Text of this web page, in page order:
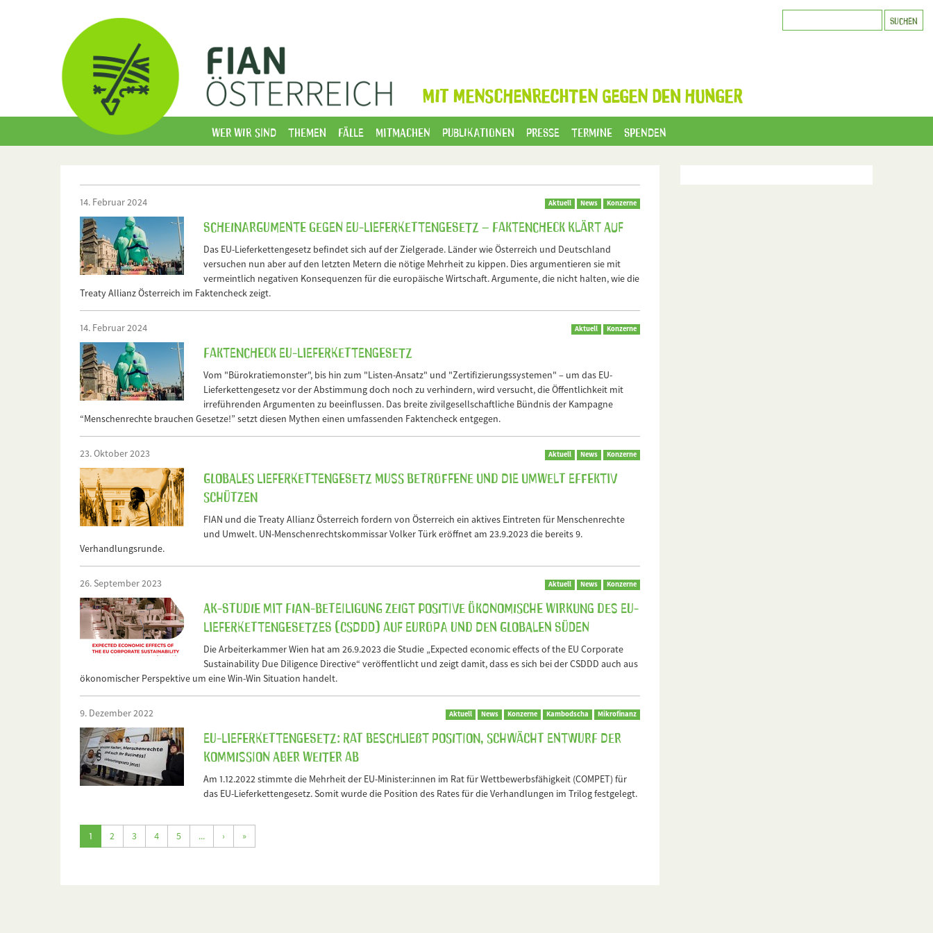
MIT MENSCHENRECHTEN GEGEN DEN HUNGER
Wer wir sind Themen Fälle Mitmachen Publikationen Presse Termine Spenden
14. Februar 2024 Aktuell News Konzerne
Scheinargumente gegen EU-Lieferkettengesetz – Faktencheck klärt auf
Das EU-Lieferkettengesetz befindet sich auf der Zielgerade. Länder wie Österreich und Deutschland
versuchen nun aber auf den letzten Metern die nötige Mehrheit zu kippen. Dies argumentieren sie mit
vermeintlich negativen Konsequenzen für die europäische Wirtschaft. Argumente, die nicht halten, wie die
Treaty Allianz Österreich im Faktencheck zeigt.
14. Februar 2024 Aktuell Konzerne
Faktencheck EU-Lieferkettengesetz
Vom "Bürokratiemonster", bis hin zum "Listen-Ansatz" und "Zertifizierungssystemen" – um das EU-
Lieferkettengesetz vor der Abstimmung doch noch zu verhindern, wird versucht, die Öffentlichkeit mit
irreführenden Argumenten zu beeinflussen. Das breite zivilgesellschaftliche Bündnis der Kampagne
“Menschenrechte brauchen Gesetze!” setzt diesen Mythen einen umfassenden Faktencheck entgegen.
23. Oktober 2023 Aktuell News Konzerne
Globales Lieferkettengesetz muss Betroffene und die Umwelt effektiv
schützen
FIAN und die Treaty Allianz Österreich fordern von Österreich ein aktives Eintreten für Menschenrechte
und Umwelt. UN-Menschenrechtskommissar Volker Türk eröffnet am 23.9.2023 die bereits 9.
Verhandlungsrunde.
26. September 2023 Aktuell News Konzerne
AK-Studie mit FIAN-Beteiligung zeigt positive ökonomische Wirkung des EU-
Lieferkettengesetzes (CSDDD) auf Europa und den Globalen Süden
Die Arbeiterkammer Wien hat am 26.9.2023 die Studie „Expected economic effects of the EU Corporate
Sustainability Due Diligence Directive“ veröffentlicht und zeigt damit, dass es sich bei der CSDDD auch aus
ökonomischer Perspektive um eine Win-Win Situation handelt.
9. Dezember 2022 Aktuell News Konzerne Kambodscha Mikrofinanz
EU-Lieferkettengesetz: Rat beschließt Position, schwächt Entwurf der
Kommission aber weiter ab
Am 1.12.2022 stimmte die Mehrheit der EU-Minister:innen im Rat für Wettbewerbsfähigkeit (COMPET) für
das EU-Lieferkettengesetz. Somit wurde die Position des Rates für die Verhandlungen im Trilog festgelegt.
1 2 3 4 5 ... › »